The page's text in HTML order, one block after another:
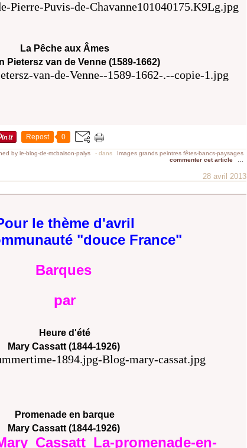
La Pêche aux Âmes
Pietersz van de Venne (1589-1662)
Repost 0
by le-blog-de-mcbalson-palys - dans
Images grands peintres fêtes-bancs-paysages
commenter cet article
28 avril 2013
le thème d'avril
"douce France"
Barques
par
Heure d'été
Mary Cassatt (1844-1926)
Promenade en barque
Mary Cassatt (1844-1926)